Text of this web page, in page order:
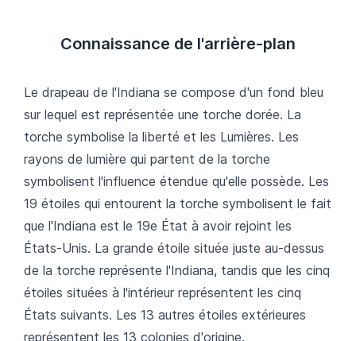
Connaissance de l'arrière-plan
Le drapeau de l'Indiana se compose d'un fond bleu
sur lequel est représentée une torche dorée. La
torche symbolise la liberté et les Lumières. Les
rayons de lumière qui partent de la torche
symbolisent l'influence étendue qu'elle possède. Les
19 étoiles qui entourent la torche symbolisent le fait
que l'Indiana est le 19e État à avoir rejoint les
États-Unis. La grande étoile située juste au-dessus
de la torche représente l'Indiana, tandis que les cinq
étoiles situées à l'intérieur représentent les cinq
États suivants. Les 13 autres étoiles extérieures
représentent les 13 colonies d'origine.